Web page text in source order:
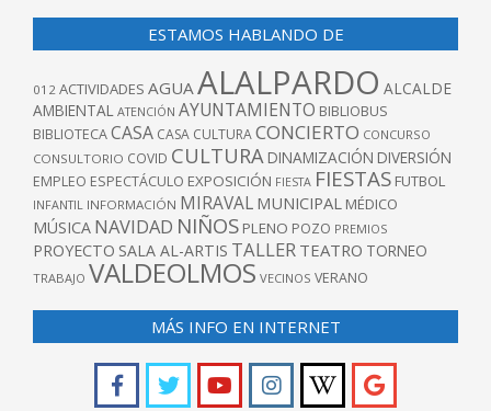
ESTAMOS HABLANDO DE
012 ACTIVIDADES AGUA ALALPARDO ALCALDE
AMBIENTAL ATENCIÓN AYUNTAMIENTO BIBLIOBUS
BIBLIOTECACASA CASA CULTURACONCIERTO CONCURSO
CONSULTORIO COVID CULTURA DINAMIZACIÓN DIVERSIÓN
EMPLEO ESPECTÁCULO EXPOSICIÓN FIESTA FIESTAS FUTBOL
INFANTIL INFORMACIÓN MIRAVAL MUNICIPAL MÉDICO
MÚSICA NAVIDAD NIÑOS PLENO POZO PREMIOS
PROYECTO SALA AL-ARTIS TALLER TEATRO TORNEO
TRABAJO VALDEOLMOS VECINOS VERANO
MÁS INFO EN INTERNET